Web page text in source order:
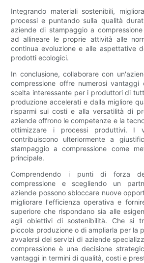
Integrando materiali sostenibili,
processi e puntando sulla qualità
aziende di stampaggio a
ad allineare le proprie attività alle
continua evoluzione e alle aspettative
prodotti ecologici.
In conclusione, collaborare con
compressione offre numerosi vantaggi
scelta interessante per i produttori di
produzione accelerati e dalla migliore
risparmi sui costi e alla versatilità di
aziende offrono le competenze e la
ottimizzare i processi produttivi. I
contribuiscono ulteriormente a
stampaggio a compressione come
principale.
Comprendendo i punti di forza
compressione e scegliendo un
aziende possono sbloccare nuove
migliorare l'efficienza operativa e
superiore che rispondano sia alle
agli obiettivi di sostenibilità. Che si
piccola produzione o di ampliarla per la
avvalersi dei servizi di aziende
compressione è una decisione
vantaggi in termini di qualità, costi e